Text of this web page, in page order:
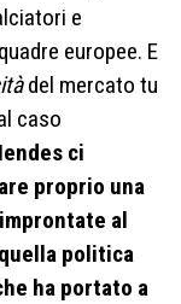
e
europee. E
del mercato tu
caso
ci
proprio una
al
politica
ha portato a